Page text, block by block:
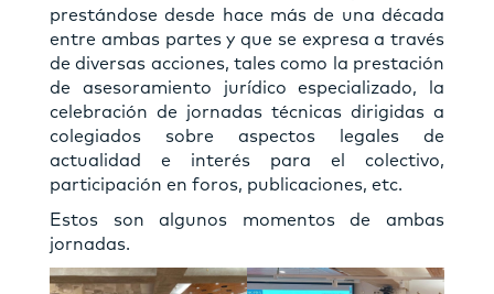
prestándose desde hace más de una década
entre ambas partes y que se expresa a través
de diversas acciones, tales como la prestación
de asesoramiento jurídico especializado, la
celebración de jornadas técnicas dirigidas a
colegiados sobre aspectos legales de
actualidad e interés para el colectivo,
participación en foros, publicaciones, etc.
Estos son algunos momentos de ambas
jornadas.